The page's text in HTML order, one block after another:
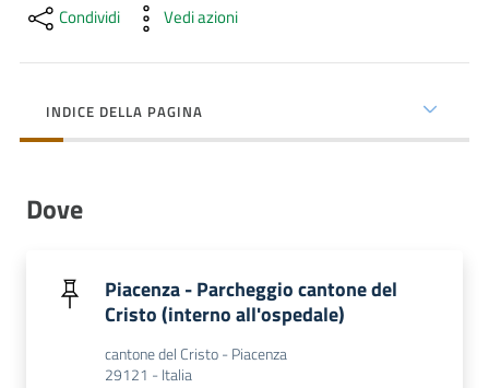
per...
Strutture
Condividi Vedi azioni
INDICE DELLA PAGINA
Dove
Piacenza - Parcheggio cantone del
Cristo (interno all'ospedale)
cantone del Cristo - Piacenza
29121 - Italia